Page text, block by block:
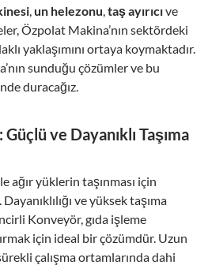
,un helezonu,taş ayırıcıve
Özpolat Makina’nın sektördeki
yaklaşımını ortaya koymaktadır.
sunduğu çözümler ve bu
duracağız.
ve Dayanıklı Taşıma
ağır yüklerin taşınması için
ve yüksek taşıma
Konveyör, gıda işleme
için ideal bir çözümdür. Uzun
çalışma ortamlarında dahi